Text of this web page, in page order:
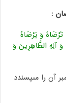
:
تَرْضَاهُ وَ یَرْضَاهُ
آلِهِ الطَّاهِرِینَ وَ
آن را مى‏پسندد